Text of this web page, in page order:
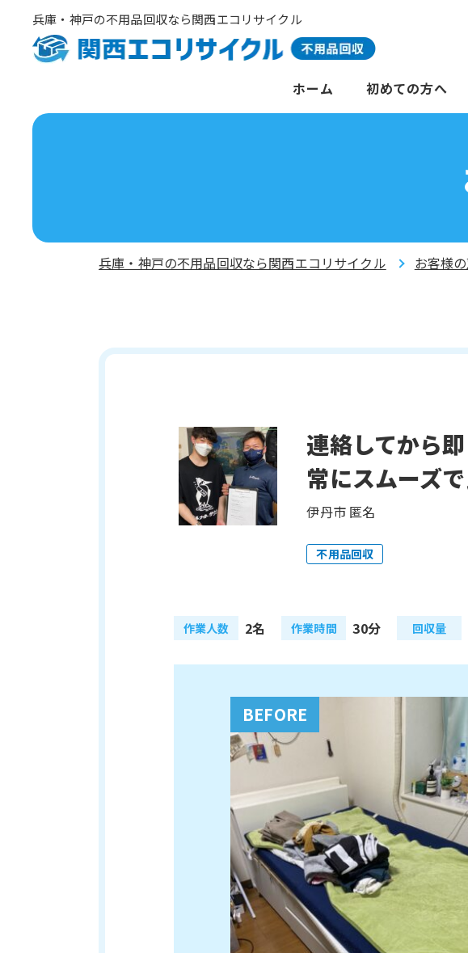
兵庫・神戸の不用品回収なら関西エコリサイクル
ホーム 初めての方へ
兵庫・神戸の不用品回収なら関西エコリサイクル お客様
連絡してから
常にスムーズで
伊丹市 匿名
不用品回収
作業人数 2名 作業時間 30分 回収量